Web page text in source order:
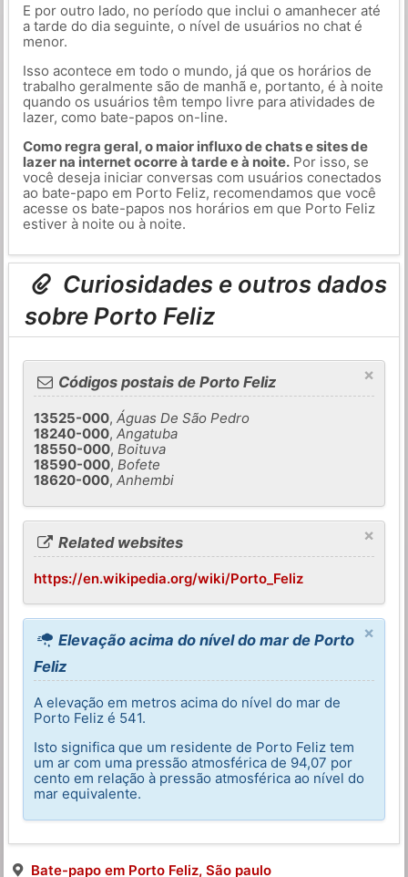
E por outro lado, no período que inclui o amanhecer até
a tarde do dia seguinte, o nível de usuários no chat é
menor.
Isso acontece em todo o mundo, já que os horários de
trabalho geralmente são de manhã e, portanto, é à noite
quando os usuários têm tempo livre para atividades de
lazer, como bate-papos on-line.
Como regra geral, o maior influxo de chats e sites de
lazer na internet ocorre à tarde e à noite.Por isso, se
você deseja iniciar conversas com usuários conectados
ao bate-papo em Porto Feliz, recomendamos que você
acesse os bate-papos nos horários em que Porto Feliz
estiver à noite ou à noite.
Curiosidades e outros dados
sobre Porto Feliz
×
Códigos postais de Porto Feliz
13525-000,Águas De São Pedro
18240-000,Angatuba
18550-000,Boituva
18590-000,Bofete
18620-000,Anhembi
×
Related websites
https://en.wikipedia.org/wiki/Porto_Feliz
×
Elevação acima do nível do mar de Porto
Feliz
A elevação em metros acima do nível do mar de
Porto Feliz é 541.
Isto significa que um residente de Porto Feliz tem
um ar com uma pressão atmosférica de 94,07 por
cento em relação à pressão atmosférica ao nível do
mar equivalente.
Bate-papo em Porto Feliz, São paulo